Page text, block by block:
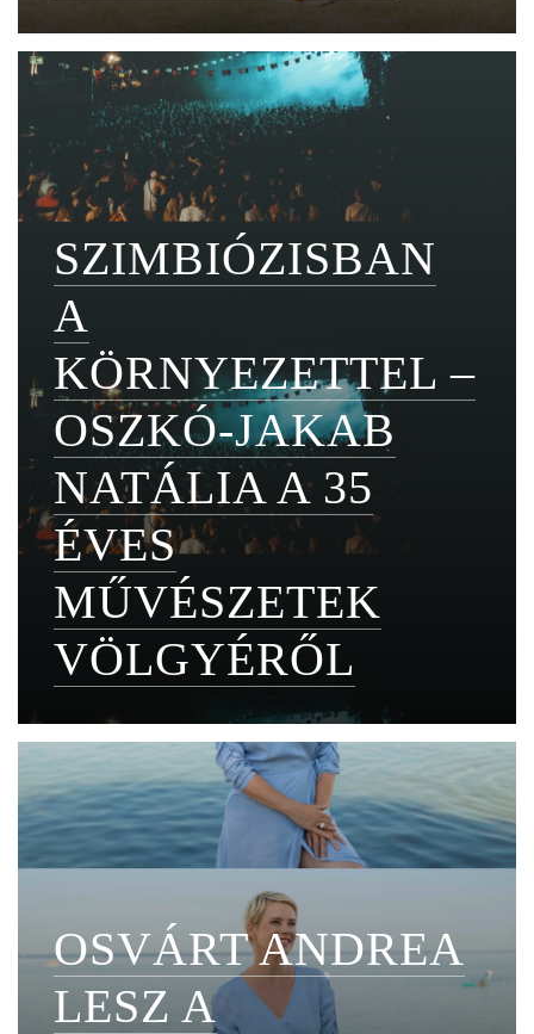
SZIMBIÓZISBAN
A
KÖRNYEZETTEL –
OSZKÓ-JAKAB
NATÁLIA A 35
ÉVES
MŰVÉSZETEK
VÖLGYÉRŐL
OSVÁRT ANDREA
LESZ A